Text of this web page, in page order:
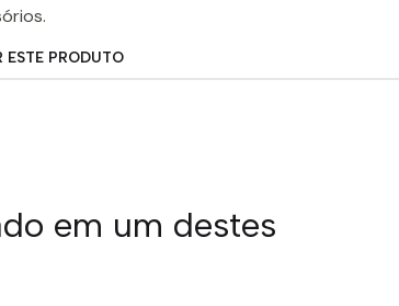
ESTE PRODUTO
em um destes